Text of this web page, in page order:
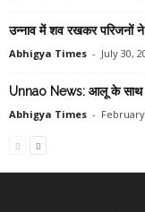
उन्नाव में शव रखकर परिजनों ने
Abhigya Times - July 30,
Unnao News: आलू के साथ
Abhigya Times -